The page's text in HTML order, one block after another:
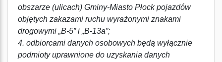
obszarze (ulicach) Gminy-Miasto Płock pojazdów
objętych zakazami ruchu wyrażonymi znakami
drogowymi „B-5” i „B-13a”;
4. odbiorcami danych osobowych będą wyłącznie
podmioty uprawnione do uzyskania danych